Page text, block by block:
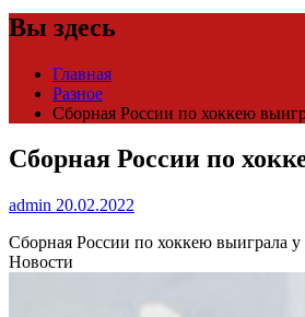
Вы здесь
Главная
Разное
Сборная России по хоккею
Сборная России по
admin 20.02.2022
Сборная России по хоккею выиграла
Новости